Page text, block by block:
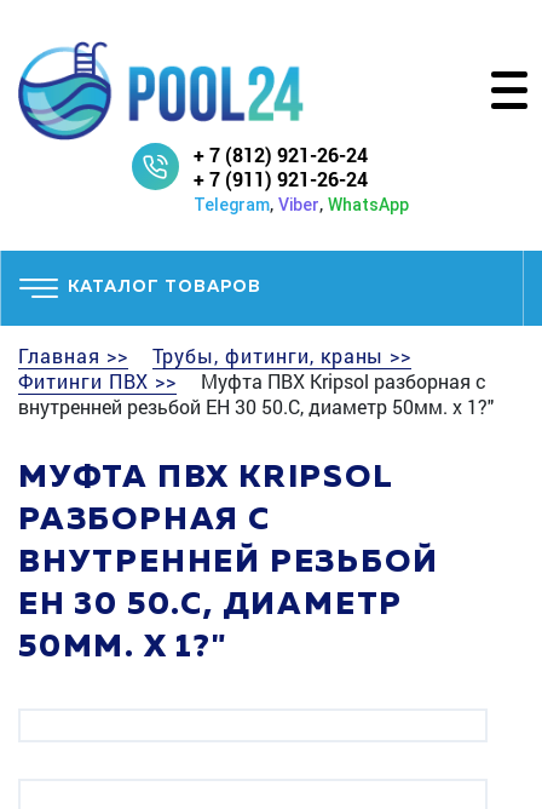
+ 7 (812) 921-26-24
+ 7 (911) 921-26-24
Telegram, Viber, WhatsApp
КАТАЛОГ ТОВАРОВ
Главная >>
Трубы, фитинги, краны >>
Фитинги ПВХ >>
Муфта ПВХ Kripsol разборная с
внутренней резьбой EH 30 50.C, диаметр 50мм. х 1?"
МУФТА ПВХ KRIPSOL
РАЗБОРНАЯ С
ВНУТРЕННЕЙ РЕЗЬБОЙ
EH 30 50.C, ДИАМЕТР
50ММ. Х 1?"